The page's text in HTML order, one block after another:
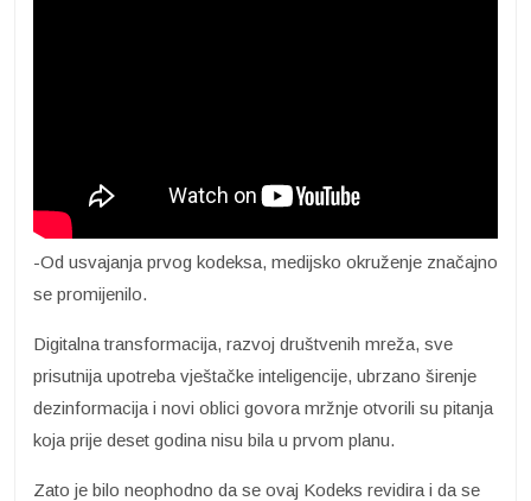
-Od usvajanja prvog kodeksa, medijsko okruženje značajno
se promijenilo.
Digitalna transformacija, razvoj društvenih mreža, sve
prisutnija upotreba vještačke inteligencije, ubrzano širenje
dezinformacija i novi oblici govora mržnje otvorili su pitanja
koja prije deset godina nisu bila u prvom planu.
Zato je bilo neophodno da se ovaj Kodeks revidira i da se